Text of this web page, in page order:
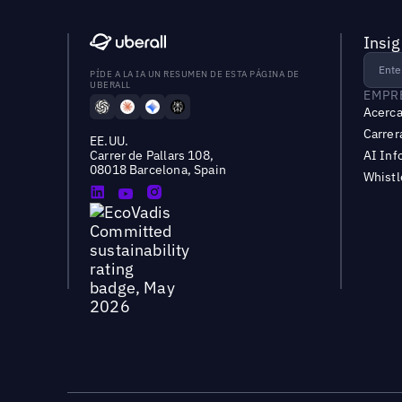
PÍDE A LA IA UN RESUMEN DE ESTA PÁGINA DE
UBERALL
EE.UU.
Carrer de Pallars 108,
08018 Barcelona, Spain
AI